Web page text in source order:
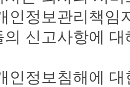
인정보관리책임
의 신고사항에
인정보침해에